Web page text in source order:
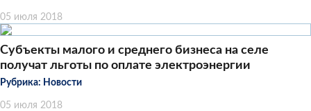
05 июля 2018
Субъекты малого и среднего бизнеса на селе
получат льготы по оплате электроэнергии
Рубрика: Новости
05 июля 2018